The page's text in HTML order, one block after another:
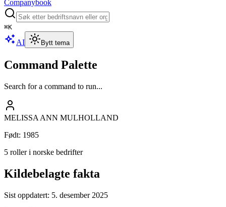
Companybook
⌘K
AI Bytt tema
Command Palette
Search for a command to run...
MELISSA ANN MULHOLLAND
Født: 1985
5 roller i norske bedrifter
Kildebelagte fakta
Sist oppdatert: 5. desember 2025